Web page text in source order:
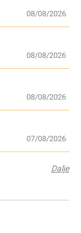
08/08/2026
08/08/2026
08/08/2026
07/08/2026
Dalje